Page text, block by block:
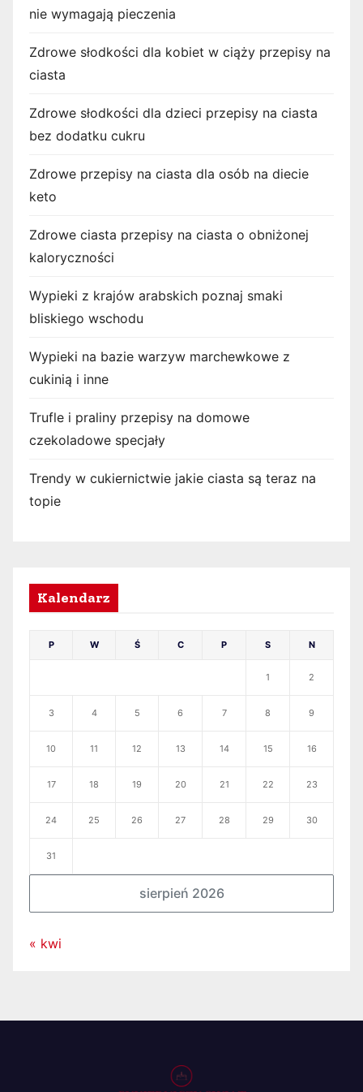
nie wymagają pieczenia
Zdrowe słodkości dla kobiet w ciąży przepisy na
ciasta
Zdrowe słodkości dla dzieci przepisy na ciasta
bez dodatku cukru
Zdrowe przepisy na ciasta dla osób na diecie
keto
Zdrowe ciasta przepisy na ciasta o obniżonej
kaloryczności
Wypieki z krajów arabskich poznaj smaki
bliskiego wschodu
Wypieki na bazie warzyw marchewkowe z
cukinią i inne
Trufle i praliny przepisy na domowe
czekoladowe specjały
Trendy w cukiernictwie jakie ciasta są teraz na
topie
Kalendarz
sierpień 2026
P W Ś C P S N
1 2
3 4 5 6 7 8 9
10 11 12 13 14 15 16
17 18 19 20 21 22 23
24 25 26 27 28 29 30
31
« kwi